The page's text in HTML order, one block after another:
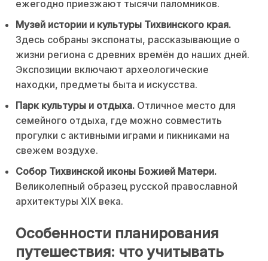
ежегодно приезжают тысячи паломников.
Музей истории и культуры Тихвинского края.
Здесь собраны экспонаты, рассказывающие о
жизни региона с древних времён до наших дней.
Экспозиции включают археологические
находки, предметы быта и искусства.
Парк культуры и отдыха. Отличное место для
семейного отдыха, где можно совместить
прогулки с активными играми и пикниками на
свежем воздухе.
Собор Тихвинской иконы Божией Матери.
Великолепный образец русской православной
архитектуры XIX века.
Особенности планирования
путешествия: что учитывать